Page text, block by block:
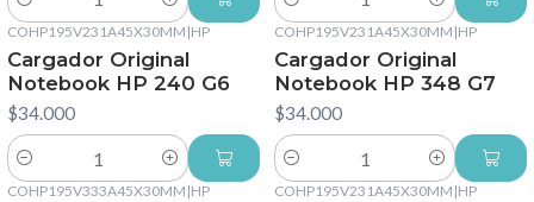
Cantidad Cantidad
COHP195V231A45X30MM |HP
Cargador Original
Notebook HP 240 G6
$34.000
Cantidad
COHP195V231A45X30MM |HP
Cargador Original
Notebook HP 348 G7
$34.000
Cantidad
COHP195V333A45X30MM |HP COHP195V231A45X30MM |HP